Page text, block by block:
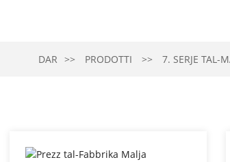
DAR PRODOTTI 7. SERJE TAL-